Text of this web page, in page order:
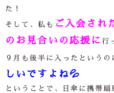
た！
そして、私も ご入会され
のお見合いの応援に 行
９月も後半に入ったというの
しいですよね💦
ということで、日傘に携帯